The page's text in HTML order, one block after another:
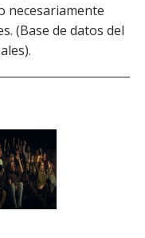
necesariamente
(Base de datos del